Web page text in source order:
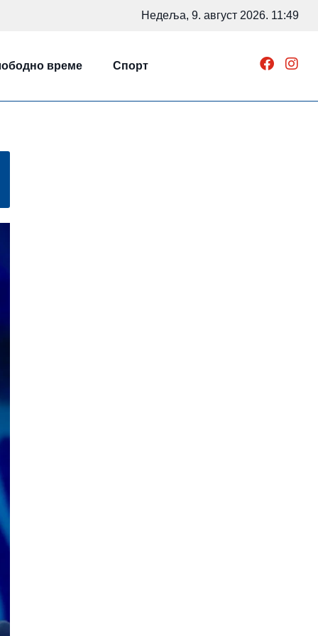
Недеља, 9. август 2026. 11:49
време Спорт